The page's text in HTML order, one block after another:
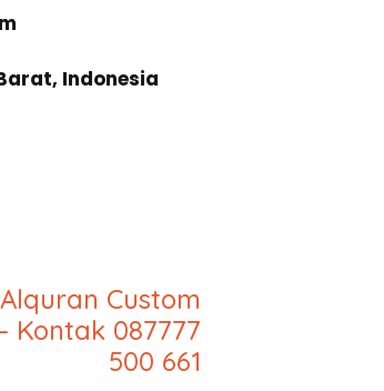
Indonesia
Custom
Kontak 087777
500 661